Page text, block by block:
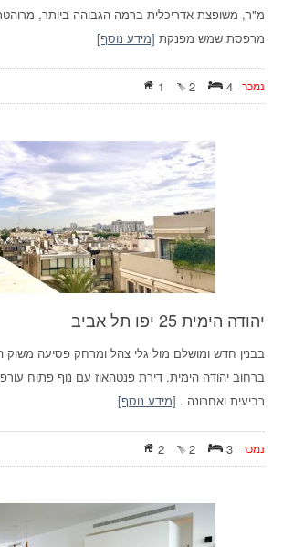
מרפסת שמש מפנקת [מידע נוסף]
4
2
1 נמכר
יהודה הימית 25 יפו תל אביב
בבנין חדש ומושלם מול גלי צהל ומרחק פסיעה משוק
ברחוב יהודה הימית. דירת פנטהאוז עם נוף פתוח
רביעית ואחרונה . [מידע נוסף]
3
2
2 נמכר